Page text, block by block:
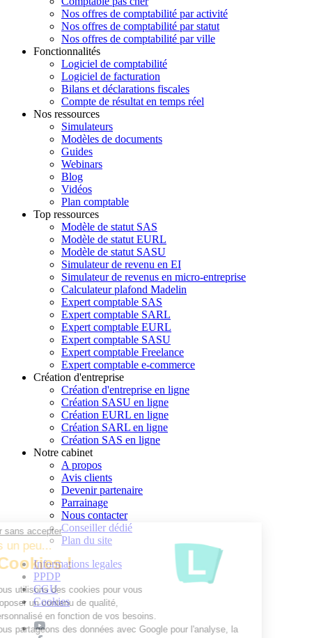
Continuer sans accepter
Parlons un peu...
des Cookies !
Nous utilisons des cookies pour vous
proposer un contenu de qualité,
personnalisé en fonction de vos besoins.
Nous partageons des données avec Google pour l'analyse, la
Nos offres de comptabilité par activité
Nos offres de comptabilité par statut
Nos offres de comptabilité par ville
Fonctionnalités
Logiciel de comptabilité
Logiciel de facturation
Bilans et déclarations fiscales
Compte de résultat en temps réel
Nos ressources
Simulateurs
Modèles de documents
Guides
Webinars
Blog
Vidéos
Plan comptable
Top ressources
Modèle de statut SAS
Modèle de statut EURL
Modèle de statut SASU
Simulateur de revenu en EI
Simulateur de revenus en micro-entreprise
Calculateur plafond Madelin
Expert comptable SAS
Expert comptable SARL
Expert comptable EURL
Expert comptable SASU
Expert comptable Freelance
Expert comptable e-commerce
Création d'entreprise
Création d'entreprise en ligne
Création SASU en ligne
Création EURL en ligne
Création SARL en ligne
Création SAS en ligne
Notre cabinet
A propos
Avis clients
Devenir partenaire
Parrainage
Nous contacter
Conseiller dédié
Plan du site
Informations legales
PPDP
CGU
Cookies